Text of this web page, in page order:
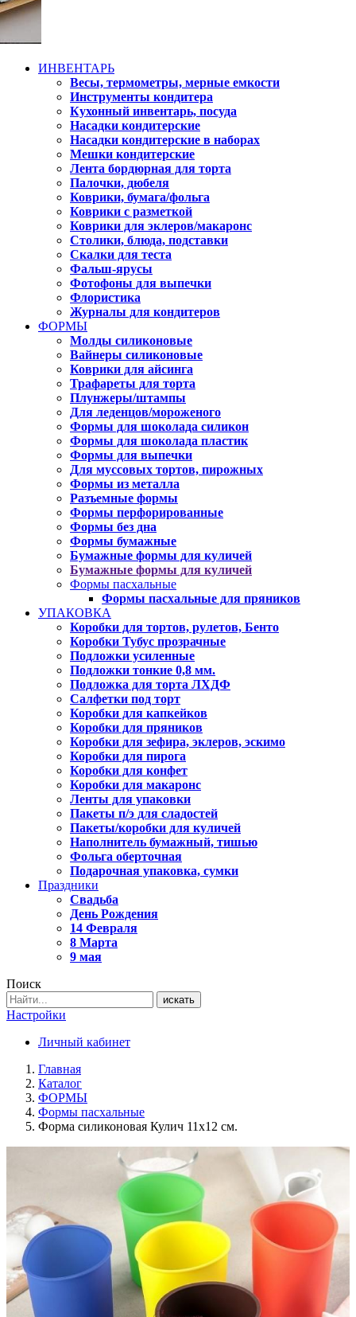
ИНВЕНТАРЬ
Весы, термометры, мерные емкости
Инструменты кондитера
Кухонный инвентарь, посуда
Насадки кондитерские
Насадки кондитерские в наборах
Мешки кондитерские
Лента бордюрная для торта
Палочки, дюбеля
Коврики, бумага/фольга
Коврики с разметкой
Коврики для эклеров/макаронс
Столики, блюда, подставки
Скалки для теста
Фальш-ярусы
Фотофоны для выпечки
Флористика
Журналы для кондитеров
ФОРМЫ
Молды силиконовые
Вайнеры силиконовые
Коврики для айсинга
Трафареты для торта
Плунжеры/штампы
Для леденцов/мороженого
Формы для шоколада силикон
Формы для шоколада пластик
Формы для выпечки
Для муссовых тортов, пирожных
Формы из металла
Разъемные формы
Формы перфорированные
Формы без дна
Формы бумажные
Бумажные формы для куличей
Бумажные формы для куличей
Формы пасхальные
Формы пасхальные для пряников
УПАКОВКА
Коробки для тортов, рулетов, Бенто
Коробки Тубус прозрачные
Подложки усиленные
Подложки тонкие 0,8 мм.
Подложка для торта ЛХДФ
Салфетки под торт
Коробки для капкейков
Коробки для пряников
Коробки для зефира, эклеров, эскимо
Коробки для пирога
Коробки для конфет
Коробки для макаронс
Ленты для упаковки
Пакеты п/э для сладостей
Пакеты/коробки для куличей
Наполнитель бумажный, тишью
Фольга оберточная
Подарочная упаковка, сумки
Праздники
Свадьба
День Рождения
14 Февраля
8 Марта
9 мая
Поиск
искать
Настройки
Личный кабинет
Главная
Каталог
ФОРМЫ
Формы пасхальные
Форма силиконовая Кулич 11х12 см.